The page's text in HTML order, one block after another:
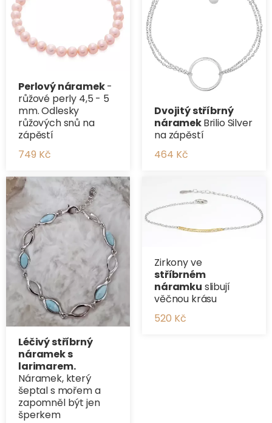
Perlový náramek-
růžové perly 4,5 - 5
mm. Odlesky
růžových snů na
zápěstí
749 Kč
Dvojitý stříbrný
náramekBrilio Silver
na zápěstí
464 Kč
Léčivý stříbrný
náramek s
larimarem.
Náramek, který
šeptal s mořem a
zapomněl být jen
šperkem
Zirkony ve
stříbrném
náramku slibují
věčnou krásu
520 Kč